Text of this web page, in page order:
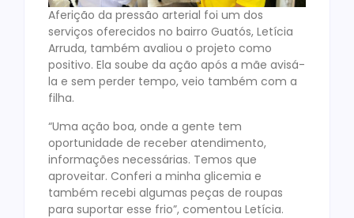
Aferição da pressão arterial foi um dos
serviços oferecidos no bairro Guatós, Letícia
Arruda, também avaliou o projeto como
positivo. Ela soube da ação após a mãe avisá-
la e sem perder tempo, veio também com a
filha.
“Uma ação boa, onde a gente tem
oportunidade de receber atendimento,
informações necessárias. Temos que
aproveitar. Conferi a minha glicemia e
também recebi algumas peças de roupas
para suportar esse frio”, comentou Letícia.